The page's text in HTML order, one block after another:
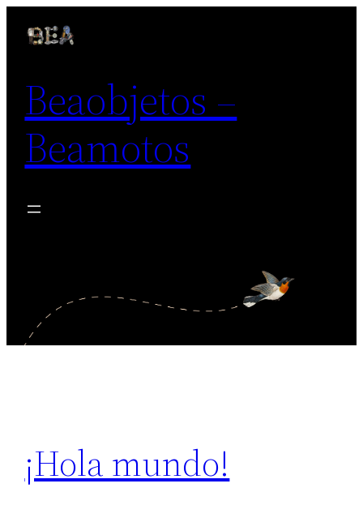
Beaobjetos –
Beamotos
¡Hola mundo!